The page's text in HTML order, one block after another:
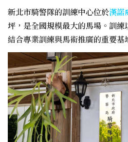
新北市騎警隊的訓練中心位於漢諾
坪，是全國規模最大的馬場。訓
結合專業訓練與馬術推廣的重要基